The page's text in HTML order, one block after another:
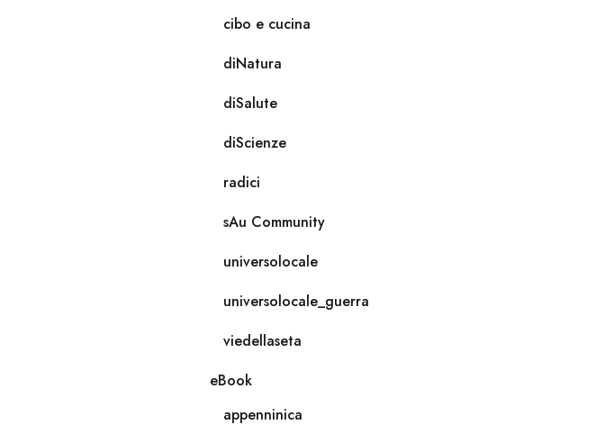
cibo e cucina
diNatura
diSalute
diScienze
radici
sAu Community
universolocale
universolocale_guerra
viedellaseta
eBook
appenninica